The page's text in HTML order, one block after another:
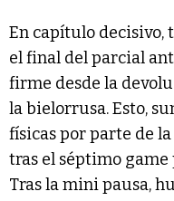
En capítulo decisivo,
el final del parcial
firme desde la
la bielorrusa. Esto,
físicas por parte de
tras el séptimo
Tras la mini pausa,